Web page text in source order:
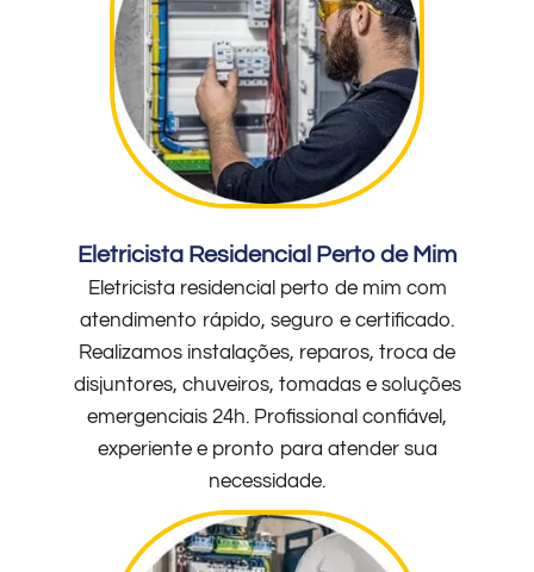
Eletricista Residencial Perto de Mim
Eletricista residencial perto de mim com
atendimento rápido, seguro e certificado.
Realizamos instalações, reparos, troca de
disjuntores, chuveiros, tomadas e soluções
emergenciais 24h. Profissional confiável,
experiente e pronto para atender sua
necessidade.